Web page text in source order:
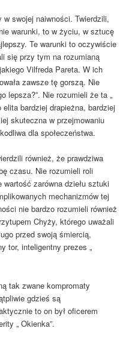
swojej naiwności. Twierdzili,
warunki, to w życiu, w sztucę
Te warunki to oczywiście
się przy tym na rozumianą
Vilfreda Pareta. W ich
zawsze tę gorszą. Nie
lepsza?”. Nie rozumieli że ta „
bardziej drapieżna, bardziej
skuteczna w przejmowaniu
dla społeczeństwa.
również, że prawdziwa
czasu. Nie rozumieli roli
wartość zarówna dziełu sztuki
mechanizmów tej
nie bardzo rozumieli również
Chyży, którego uważali
przed swoją śmiercią,
tor, inteligentny prezes „
tak zwane kompromaty
gdzieś są
to on był oficerem
„ Okienka”.